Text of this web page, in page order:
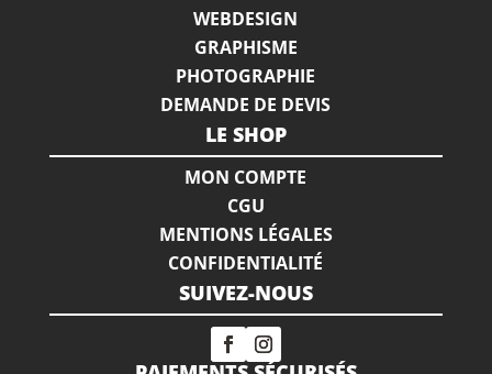
WEBDESIGN
GRAPHISME
PHOTOGRAPHIE
DEMANDE DE DEVIS
LE SHOP
MON COMPTE
CGU
MENTIONS LÉGALES
CONFIDENTIALITÉ
SUIVEZ-NOUS